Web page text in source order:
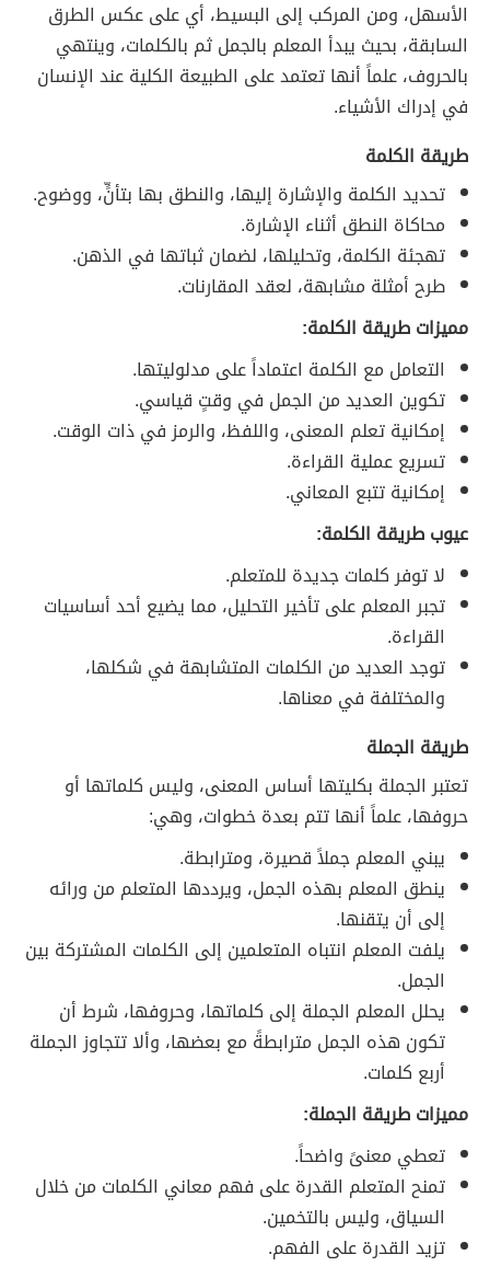
الأسهل، ومن المركب إلى البسيط، أي على عكس الطرق
السابقة، بحيث يبدأ المعلم بالجمل ثم بالكلمات، وينتهي
بالحروف، علماً أنها تعتمد على الطبيعة الكلية عند الإنسان
في إدراك الأشياء.
طريقة الكلمة
تحديد الكلمة والإشارة إليها، والنطق بها بتأنٍّ، ووضوح.
محاكاة النطق أثناء الإشارة.
تهجئة الكلمة، وتحليلها، لضمان ثباتها في الذهن.
طرح أمثلة مشابهة، لعقد المقارنات.
مميزات طريقة الكلمة:
التعامل مع الكلمة اعتماداً على مدلوليتها.
تكوين العديد من الجمل في وقتٍ قياسي.
إمكانية تعلم المعنى، واللفظ، والرمز في ذات الوقت.
تسريع عملية القراءة.
إمكانية تتبع المعاني.
عيوب طريقة الكلمة:
لا توفر كلمات جديدة للمتعلم.
تجبر المعلم على تأخير التحليل، مما يضيع أحد أساسيات
القراءة.
توجد العديد من الكلمات المتشابهة في شكلها،
والمختلفة في معناها.
طريقة الجملة
تعتبر الجملة بكليتها أساس المعنى، وليس كلماتها أو
حروفها، علماً أنها تتم بعدة خطوات، وهي:
يبني المعلم جملاً قصيرة، ومترابطة.
ينطق المعلم بهذه الجمل، ويرددها المتعلم من ورائه
إلى أن يتقنها.
يلفت المعلم انتباه المتعلمين إلى الكلمات المشتركة بين
الجمل.
يحلل المعلم الجملة إلى كلماتها، وحروفها، شرط أن
تكون هذه الجمل مترابطةً مع بعضها، وألا تتجاوز الجملة
أربع كلمات.
مميزات طريقة الجملة:
تعطي معنىً واضحاً.
تمنح المتعلم القدرة على فهم معاني الكلمات من خلال
السياق، وليس بالتخمين.
تزيد القدرة على الفهم.